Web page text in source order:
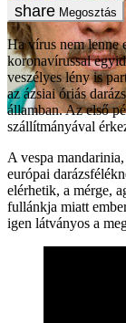
Megosztás
Ha vírus nem lenne
koronavírussal
veszélyes lény is
az ázsiai óriás
államban. Az első
szállítmányával
A vespa
európai
elérhetik, a mérge,
fullánkja miatt
igen látványos a